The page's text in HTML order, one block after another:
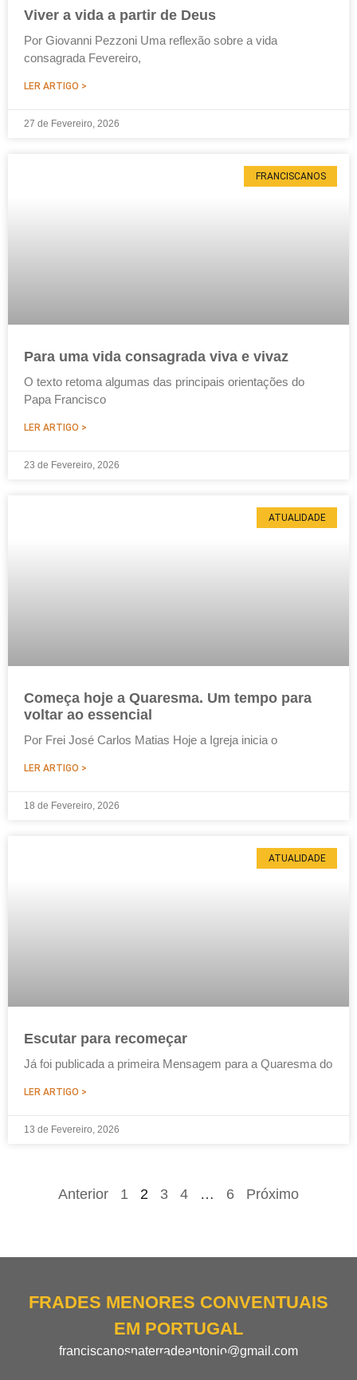
Viver a vida a partir de Deus
Por Giovanni Pezzoni Uma reflexão sobre a vida
consagrada Fevereiro,
LER ARTIGO >
27 de Fevereiro, 2026
FRANCISCANOS
Para uma vida consagrada viva e vivaz
O texto retoma algumas das principais orientações do
Papa Francisco
LER ARTIGO >
23 de Fevereiro, 2026
ATUALIDADE
Começa hoje a Quaresma. Um tempo para
voltar ao essencial
Por Frei José Carlos Matias Hoje a Igreja inicia o
LER ARTIGO >
18 de Fevereiro, 2026
ATUALIDADE
Escutar para recomeçar
Já foi publicada a primeira Mensagem para a Quaresma do
LER ARTIGO >
13 de Fevereiro, 2026
Anterior 1 2 3 4 … 6 Próximo
FRADES MENORES CONVENTUAIS
EM PORTUGAL
franciscanosnaterradeantonio@gmail.com